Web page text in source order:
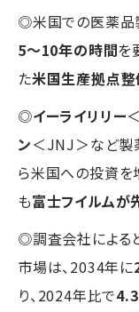
◎米国での医薬品
5〜10年の時間を
た米国生産拠点
◎イーライリリー
ン＜JNJ＞など製
ら米国への投資を
も富士フイルムが
◎調査会社による
市場は、2034年に
り、2024年比で